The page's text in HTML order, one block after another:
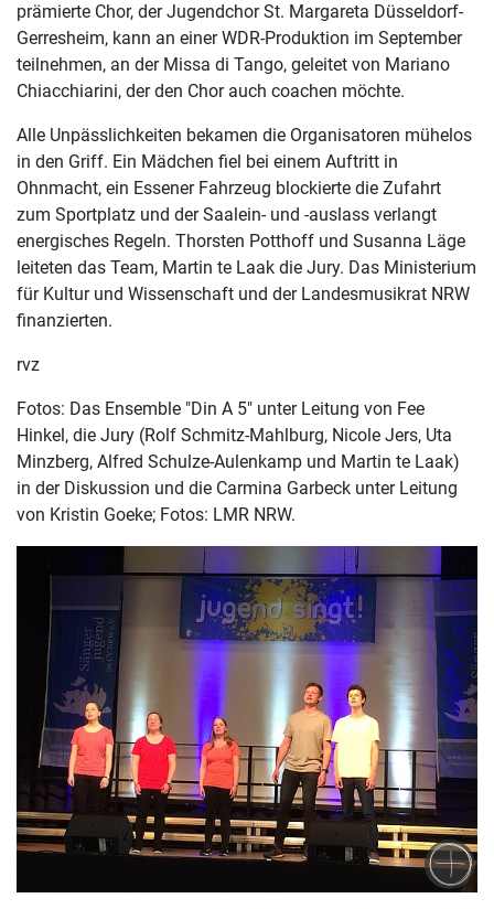
prämierte Chor, der Jugendchor St. Margareta Düsseldorf-
Gerresheim, kann an einer WDR-Produktion im September
teilnehmen, an der Missa di Tango, geleitet von Mariano
Chiacchiarini, der den Chor auch coachen möchte.
Alle Unpässlichkeiten bekamen die Organisatoren mühelos
in den Griff. Ein Mädchen fiel bei einem Auftritt in
Ohnmacht, ein Essener Fahrzeug blockierte die Zufahrt
zum Sportplatz und der Saalein- und -auslass verlangt
energisches Regeln. Thorsten Potthoff und Susanna Läge
leiteten das Team, Martin te Laak die Jury. Das Ministerium
für Kultur und Wissenschaft und der Landesmusikrat NRW
finanzierten.
rvz
Fotos: Das Ensemble "Din A 5" unter Leitung von Fee
Hinkel, die Jury (Rolf Schmitz-Mahlburg, Nicole Jers, Uta
Minzberg, Alfred Schulze-Aulenkamp und Martin te Laak)
in der Diskussion und die Carmina Garbeck unter Leitung
von Kristin Goeke; Fotos: LMR NRW.